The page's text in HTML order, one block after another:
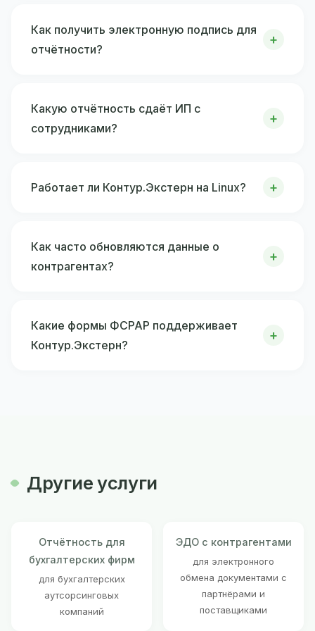
Как получить электронную подпись для
отчётности?
Какую отчётность сдаёт ИП с
сотрудниками?
Работает ли Контур.Экстерн на Linux?
Как часто обновляются данные о
контрагентах?
Какие формы ФСРАР поддерживает
Контур.Экстерн?
Другие услуги
Отчётность для
бухгалтерских фирм
для бухгалтерских
аутсорсинговых
компаний
ЭДО с контрагентами
для электронного
обмена документами с
партнёрами и
поставщиками